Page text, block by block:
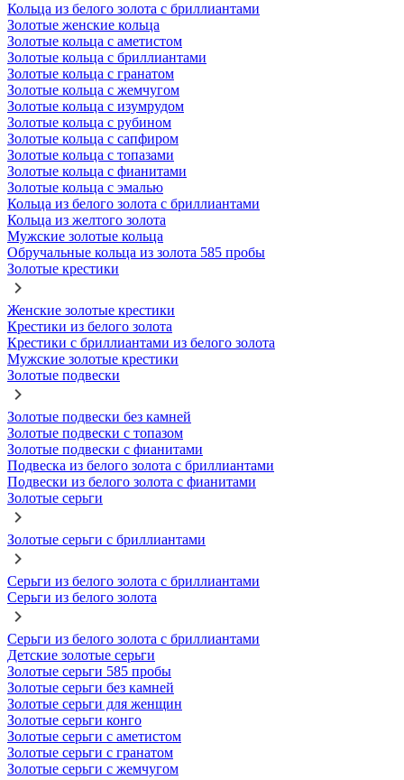
Кольца из белого золота с бриллиантами
Золотые женские кольца
Золотые кольца с аметистом
Золотые кольца с бриллиантами
Золотые кольца с гранатом
Золотые кольца с жемчугом
Золотые кольца с изумрудом
Золотые кольца с рубином
Золотые кольца с сапфиром
Золотые кольца с топазами
Золотые кольца с фианитами
Золотые кольца с эмалью
Кольца из белого золота с бриллиантами
Кольца из желтого золота
Мужские золотые кольца
Обручальные кольца из золота 585 пробы
Золотые крестики
Женские золотые крестики
Крестики из белого золота
Крестики с бриллиантами из белого золота
Мужские золотые крестики
Золотые подвески
Золотые подвески без камней
Золотые подвески с топазом
Золотые подвески с фианитами
Подвеска из белого золота с бриллиантами
Подвески из белого золота с фианитами
Золотые серьги
Золотые серьги с бриллиантами
Серьги из белого золота с бриллиантами
Серьги из белого золота
Серьги из белого золота с бриллиантами
Детские золотые серьги
Золотые серьги 585 пробы
Золотые серьги без камней
Золотые серьги для женщин
Золотые серьги конго
Золотые серьги с аметистом
Золотые серьги с гранатом
Золотые серьги с жемчугом